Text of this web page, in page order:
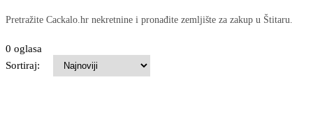
Pretražite Cackalo.hr nekretnine i pronađite zemljište za zakup u Štitaru.
0 oglasa
Sortiraj: